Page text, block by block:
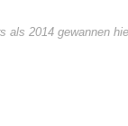
2014 gewannen